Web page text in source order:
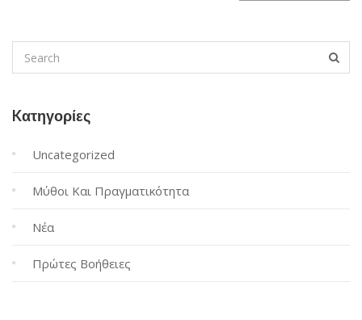
Kατηγορίες
Uncategorized
Μύθοι Και Πραγματικότητα
Νέα
Πρώτες Βοήθειες